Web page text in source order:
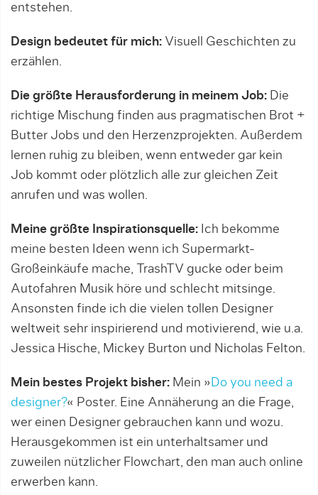
entstehen.
Design bedeutet für mich: Visuell Geschichten zu
erzählen.
Die größte Herausforderung in meinem Job: Die
richtige Mischung finden aus pragmatischen Brot +
Butter Jobs und den Herzenzprojekten. Außerdem
lernen ruhig zu bleiben, wenn entweder gar kein
Job kommt oder plötzlich alle zur gleichen Zeit
anrufen und was wollen.
Meine größte Inspirationsquelle: Ich bekomme
meine besten Ideen wenn ich Supermarkt-
Großeinkäufe mache, TrashTV gucke oder beim
Autofahren Musik höre und schlecht mitsinge.
Ansonsten finde ich die vielen tollen Designer
weltweit sehr inspirierend und motivierend, wie u.a.
Jessica Hische, Mickey Burton und Nicholas Felton.
Mein bestes Projekt bisher: Mein » Do you need a
designer?« Poster. Eine Annäherung an die Frage,
wer einen Designer gebrauchen kann und wozu.
Herausgekommen ist ein unterhaltsamer und
zuweilen nützlicher Flowchart, den man auch online
erwerben kann.